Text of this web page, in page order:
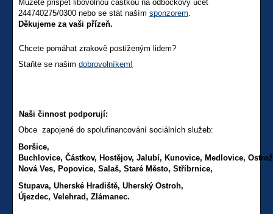
Můžete přispět libovolnou částkou na odbočkový účet
244740275/0300 nebo se stát naším sponzorem.
Děkujeme za vaši přízeň.
Chcete pomáhat zrakově postiženým lidem?
Staňte se našim dobrovolníkem!
Naši činnost podporují:
Obce zapojené do spolufinancování sociálních služeb:
Boršice,
Buchlovice, Částkov, Hostějov, Jalubí, Kunovice, Medlovice,
Nová Ves, Popovice, Salaš, Staré Město, Stříbrnice,
Stupava, Uherské Hradiště, Uherský Ostroh,
Újezdec, Velehrad, Zlámanec.